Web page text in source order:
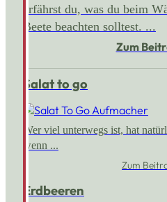
erfährst du, was du beim
Beete beachten solltest. ...
Zum
Salat to go
Wer viel unterwegs ist, hat
wenn ...
Zum
Erdbeeren